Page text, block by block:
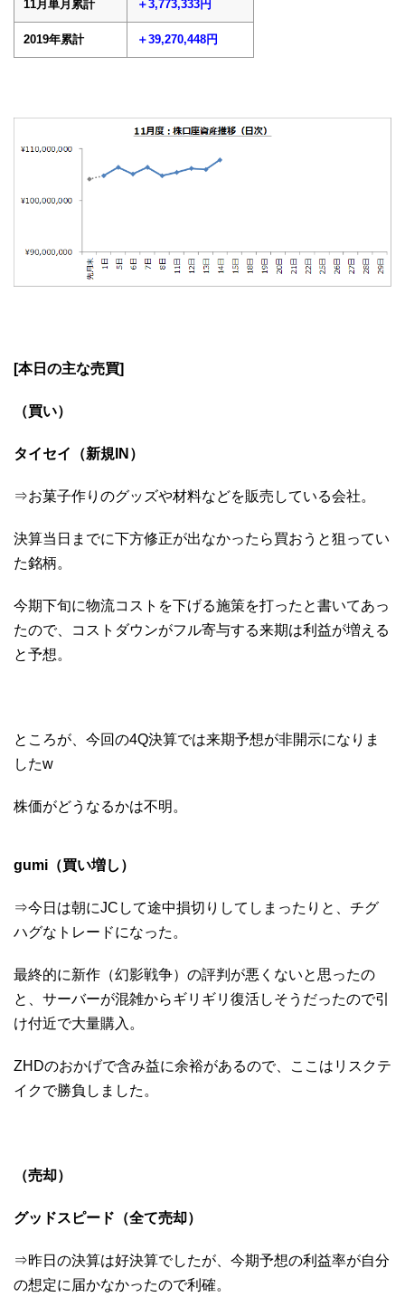
11月単月累計 ＋3,773,333円
2019年累計 ＋39,270,448円
[本日の主な売買]
（買い）
タイセイ（新規IN）
⇒お菓子作りのグッズや材料などを販売している会社。
決算当日までに下方修正が出なかったら買おうと狙ってい
た銘柄。
今期下旬に物流コストを下げる施策を打ったと書いてあっ
たので、コストダウンがフル寄与する来期は利益が増える
と予想。
ところが、今回の4Q決算では来期予想が非開示になりま
したw
株価がどうなるかは不明。
gumi（買い増し）
⇒今日は朝にJCして途中損切りしてしまったりと、チグ
ハグなトレードになった。
最終的に新作（幻影戦争）の評判が悪くないと思ったの
と、サーバーが混雑からギリギリ復活しそうだったので引
け付近で大量購入。
ZHDのおかげで含み益に余裕があるので、ここはリスクテ
イクで勝負しました。
（売却）
グッドスピード（全て売却）
⇒昨日の決算は好決算でしたが、今期予想の利益率が自分
の想定に届かなかったので利確。